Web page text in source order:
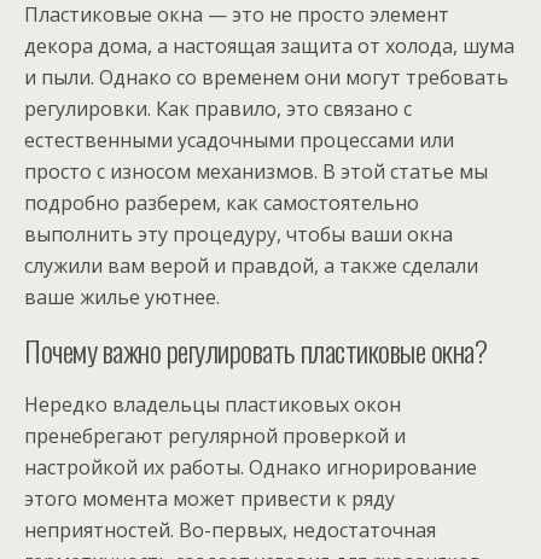
Пластиковые окна — это не просто элемент
декора дома, а настоящая защита от холода, шума
и пыли. Однако со временем они могут требовать
регулировки. Как правило, это связано с
естественными усадочными процессами или
просто с износом механизмов. В этой статье мы
подробно разберем, как самостоятельно
выполнить эту процедуру, чтобы ваши окна
служили вам верой и правдой, а также сделали
ваше жилье уютнее.
Почему важно регулировать пластиковые окна?
Нередко владельцы пластиковых окон
пренебрегают регулярной проверкой и
настройкой их работы. Однако игнорирование
этого момента может привести к ряду
неприятностей. Во-первых, недостаточная